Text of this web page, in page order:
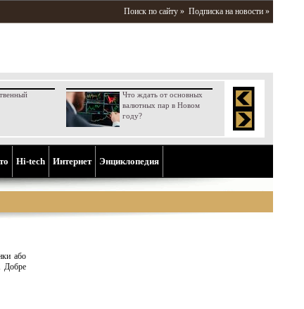
Поиск по сайту » Подписка на новости »
Что ждать от основных
валютных пар в Новом
году?
Hi-tech Интернет Энциклопедия
або
Добре